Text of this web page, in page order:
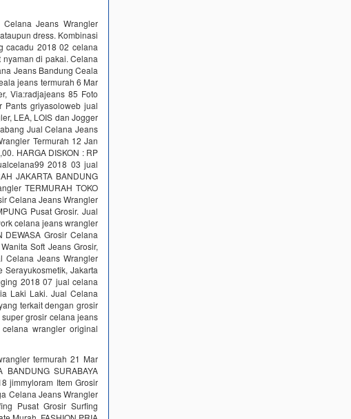
Jeans Wrangler
dress. Kombinasi
cacadu 2018 02 celana
di pakai. Celana
Jeans Bandung Ceala
jeans termurah 6 Mar
Via:radjajeans 85 Foto
Pants griyasoloweb jual
LEA, LOIS dan Jogger
Jual Celana Jeans
Termurah 12 Jan
HARGA DISKON : RP
2018 03 jual
JAKARTA BANDUNG
TERMURAH TOKO
Celana Jeans Wrangler
Pusat Grosir. Jual
celana jeans wrangler
Grosir Celana
Soft Jeans Grosir,
Celana Jeans Wrangler
Serayukosmetik, Jakarta
2018 07 jual celana
Laki Laki. Jual Celana
terkait dengan grosir
grosir celana jeans
wrangler original
termurah 21 Mar
SURABAYA
jimmyloram Item Grosir
Celana Jeans Wrangler
Pusat Grosir Surfing